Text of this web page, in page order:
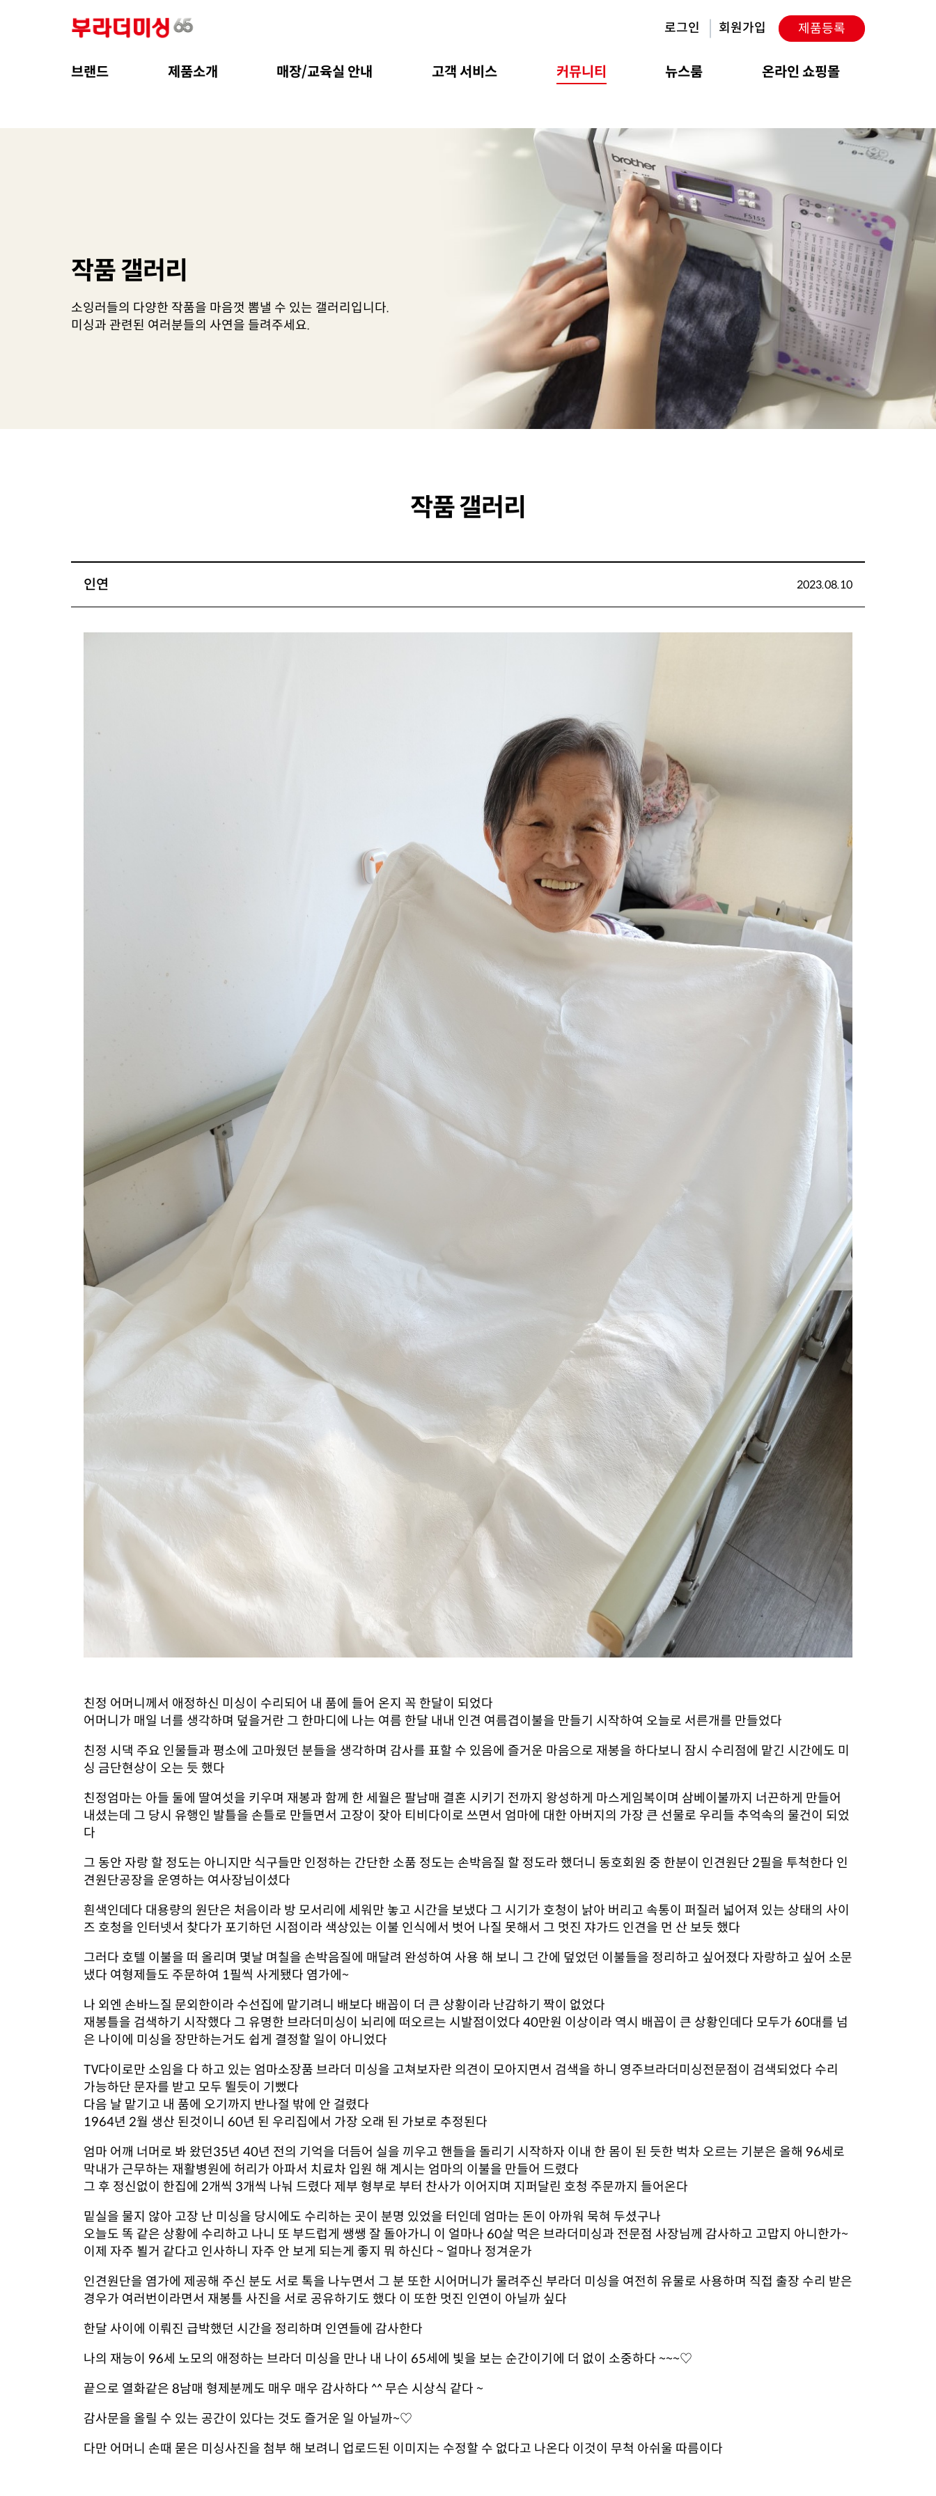
로그인 회원가입 제품등록
브랜드 제품소개 매장/교육실 안내 고객 서비스 커뮤니티 뉴스룸 온라인 쇼핑몰
작품 갤러리
소잉러들의 다양한 작품을 마음껏 뽐낼 수 있는 갤러리입니다.
미싱과 관련된 여러분들의 사연을 들려주세요.
작품 갤러리
인연 2023.08.10
친정 어머니께서 애정하신 미싱이 수리되어 내 품에 들어 온지 꼭 한달이 되었다
어머니가 매일 너를 생각하며 덮을거란 그 한마디에 나는 여름 한달 내내 인견 여름겹이불을 만들기 시작하여 오늘로 서른개를 만들었다
친정 시댁 주요 인물들과 평소에 고마웠던 분들을 생각하며 감사를 표할 수 있음에 즐거운 마음으로 재봉을 하다보니 잠시 수리점에 맡긴 시간에도 미
싱 금단현상이 오는 듯 했다
친정엄마는 아들 둘에 딸여섯을 키우며 재봉과 함께 한 세월은 팔남매 결혼 시키기 전까지 왕성하게 마스게임복이며 삼베이불까지 너끈하게 만들어
내셨는데 그 당시 유행인 발틀을 손틀로 만들면서 고장이 잦아 티비다이로 쓰면서 엄마에 대한 아버지의 가장 큰 선물로 우리들 추억속의 물건이 되었
다
그 동안 자랑 할 정도는 아니지만 식구들만 인정하는 간단한 소품 정도는 손박음질 할 정도라 했더니 동호회원 중 한분이 인견원단 2필을 투척한다 인
견원단공장을 운영하는 여사장님이셨다
흰색인데다 대용량의 원단은 처음이라 방 모서리에 세워만 놓고 시간을 보냈다 그 시기가 호청이 낡아 버리고 속통이 퍼질러 넓어져 있는 상태의 사이
즈 호청을 인터넷서 찾다가 포기하던 시점이라 색상있는 이불 인식에서 벗어 나질 못해서 그 멋진 쟈가드 인견을 먼 산 보듯 했다
그러다 호텔 이불을 떠 올리며 몇날 며칠을 손박음질에 매달려 완성하여 사용 해 보니 그 간에 덮었던 이불들을 정리하고 싶어졌다 자랑하고 싶어 소문
냈다 여형제들도 주문하여 1필씩 사게됐다 염가에~
나 외엔 손바느질 문외한이라 수선집에 맡기려니 배보다 배꼽이 더 큰 상황이라 난감하기 짝이 없었다
재봉틀을 검색하기 시작했다 그 유명한 브라더미싱이 뇌리에 떠오르는 시발점이었다 40만원 이상이라 역시 배꼽이 큰 상황인데다 모두가 60대를 넘
은 나이에 미싱을 장만하는거도 쉽게 결정할 일이 아니었다
TV다이로만 소임을 다 하고 있는 엄마소장품 브라더 미싱을 고쳐보자란 의견이 모아지면서 검색을 하니 영주브라더미싱전문점이 검색되었다 수리
가능하단 문자를 받고 모두 뛸듯이 기뻤다
다음 날 맡기고 내 품에 오기까지 반나절 밖에 안 걸렸다
1964년 2월 생산 된것이니 60년 된 우리집에서 가장 오래 된 가보로 추정된다
엄마 어깨 너머로 봐 왔던35년 40년 전의 기억을 더듬어 실을 끼우고 핸들을 돌리기 시작하자 이내 한 몸이 된 듯한 벅차 오르는 기분은 올해 96세로
막내가 근무하는 재활병원에 허리가 아파서 치료차 입원 해 계시는 엄마의 이불을 만들어 드렸다
그 후 정신없이 한집에 2개씩 3개씩 나눠 드렸다 제부 형부로 부터 찬사가 이어지며 지퍼달린 호청 주문까지 들어온다
밑실을 물지 않아 고장 난 미싱을 당시에도 수리하는 곳이 분명 있었을 터인데 엄마는 돈이 아까워 묵혀 두셨구나
오늘도 똑 같은 상황에 수리하고 나니 또 부드럽게 쌩쌩 잘 돌아가니 이 얼마나 60살 먹은 브라더미싱과 전문점 사장님께 감사하고 고맙지 아니한가~
이제 자주 뵐거 같다고 인사하니 자주 안 보게 되는게 좋지 뭐 하신다 ~ 얼마나 정겨운가
인견원단을 염가에 제공해 주신 분도 서로 톡을 나누면서 그 분 또한 시어머니가 물려주신 부라더 미싱을 여전히 유물로 사용하며 직접 출장 수리 받은
경우가 여러번이라면서 재봉틀 사진을 서로 공유하기도 했다 이 또한 멋진 인연이 아닐까 싶다
한달 사이에 이뤄진 급박했던 시간을 정리하며 인연들에 감사한다
나의 재능이 96세 노모의 애정하는 브라더 미싱을 만나 내 나이 65세에 빛을 보는 순간이기에 더 없이 소중하다 ~~~♡
끝으로 열화같은 8남매 형제분께도 매우 매우 감사하다 ^^ 무슨 시상식 같다 ~
감사문을 올릴 수 있는 공간이 있다는 것도 즐거운 일 아닐까~♡
다만 어머니 손때 묻은 미싱사진을 첨부 해 보려니 업로드된 이미지는 수정할 수 없다고 나온다 이것이 무척 아쉬울 따름이다